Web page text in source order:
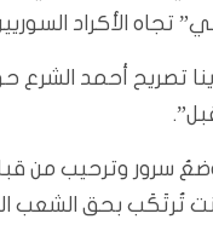
تجاه الأكراد
تصريح أحمد
سرور وترحيب من
تُرتَكَب بحق الشعب